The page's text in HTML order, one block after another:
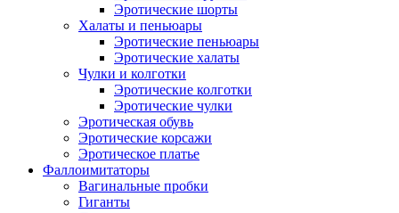
Эротические шорты
Халаты и пеньюары
Эротические пеньюары
Эротические халаты
Чулки и колготки
Эротические колготки
Эротические чулки
Эротическая обувь
Эротические корсажи
Эротическое платье
Фаллоимитаторы
Вагинальные пробки
Гиганты